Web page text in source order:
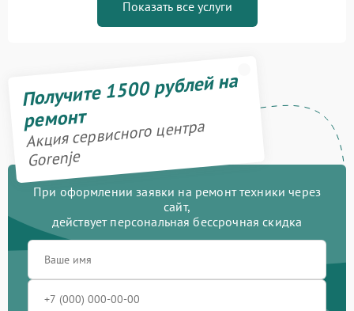
Показать все услуги
Получите 1500 рублей на
ремонт
Акция сервисного центра
Gorenje
При оформлении заявки на ремонт техники через
сайт,
действует персональная бессрочная скидка